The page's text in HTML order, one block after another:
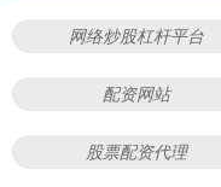
网络炒股杠杆平台
配资网站
股票配资代理